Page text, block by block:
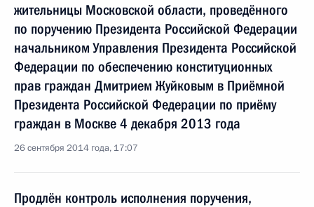
жительницы Московской области, проведённого
по поручению Президента Российской Федерации
начальником Управления Президента Российской
Федерации по обеспечению конституционных
прав граждан Дмитрием Жуйковым в Приёмной
Президента Российской Федерации по приёму
граждан в Москве 4 декабря 2013 года
26 сентября 2014 года, 17:07
Продлён контроль исполнения поручения,